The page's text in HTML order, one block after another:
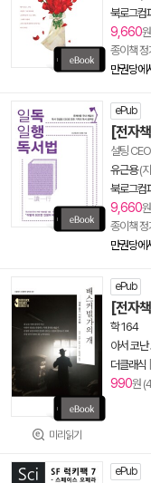
북로그컴
9,660
종이책 정
만권당에
ePub
[전자
설팅
유근용(
북로그컴
9,660
종이책 정
만권당에
미리읽기
ePub
[전자
학 164
아서 코난
더클래식
990원
ePub